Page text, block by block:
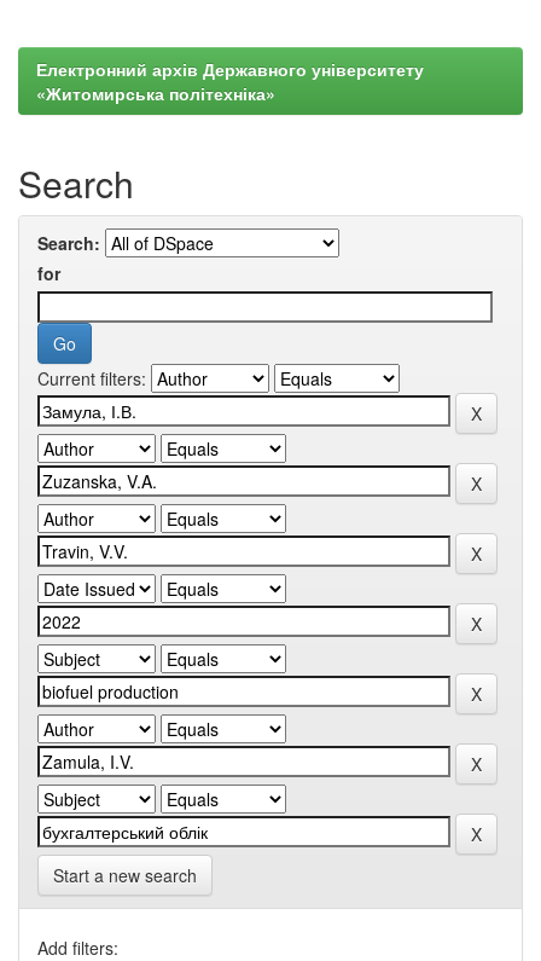
Електронний архів Державного університету
«Житомирська політехніка»
Search
Search:
for
Current filters:
Start a new search
Add filters: